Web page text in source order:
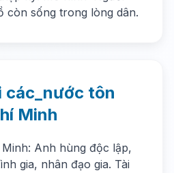
còn sống trong lòng dân.
các_nước tôn
Minh
Anh hùng độc lập,
gia, nhân đạo gia. Tài